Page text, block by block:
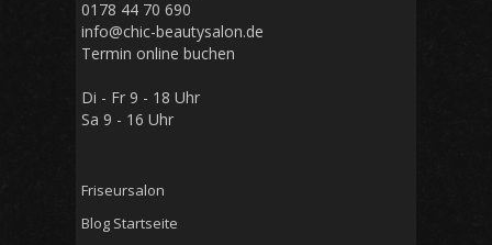
0178 44 70 690
info@chic-beautysalon.de
Termin online buchen
Di - Fr 9 - 18 Uhr
Sa 9 - 16 Uhr
Friseursalon
Blog Startseite